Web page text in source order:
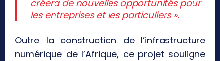
créera de nouvelles opportunités pour
les entreprises et les particuliers ».
Outre la construction de l’infrastructure
numérique de l’Afrique, ce projet souligne